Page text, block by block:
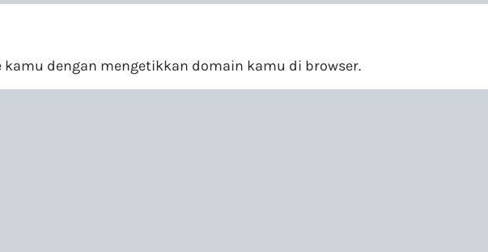
dengan mengetikkan domain kamu di browser.